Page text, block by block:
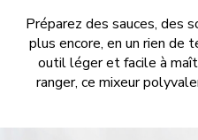
Préparez des sauces, des
plus encore, en un rien de
outil léger et facile à
ranger, ce mixeur